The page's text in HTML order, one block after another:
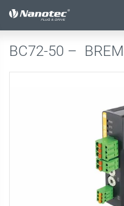
Aktive Kombination
BC72-50 –